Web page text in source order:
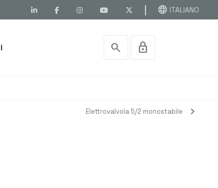
language ITALIANO
search lock
Elettrovalvola 5/2 monostabile chevron_right